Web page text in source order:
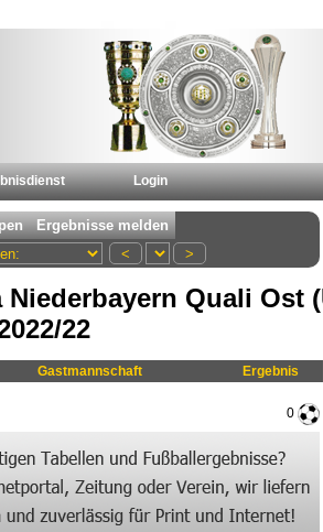
Login
Quali Ost
22
Gastmannschaft Ergebnis
0